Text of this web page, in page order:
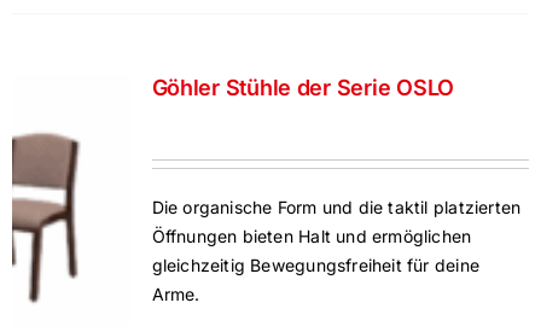
Göhler Stühle der Serie OSLO
Die organische Form und die taktil platzierten
Öffnungen bieten Halt und ermöglichen
gleichzeitig Bewegungsfreiheit für deine
Arme.